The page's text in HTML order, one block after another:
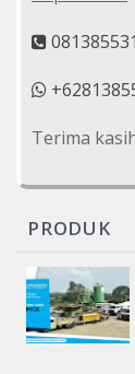
Terima
PRODUK